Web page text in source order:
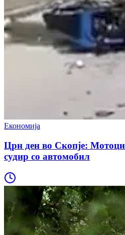
Економија
Црн ден во Скопје:
судир со автомобил